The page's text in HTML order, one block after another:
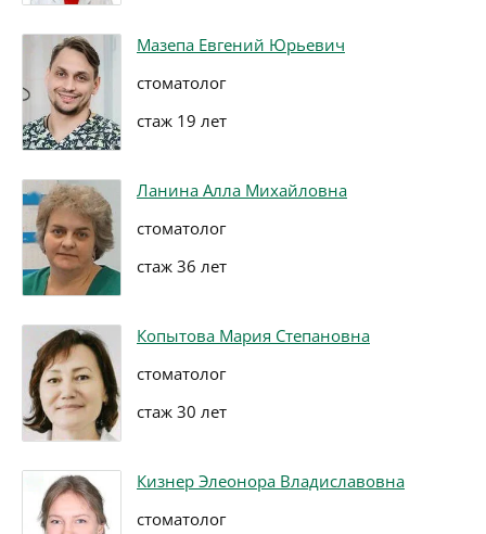
Мазепа Евгений Юрьевич
стоматолог
стаж 19 лет
Ланина Алла Михайловна
стоматолог
стаж 36 лет
Копытова Мария Степановна
стоматолог
стаж 30 лет
Кизнер Элеонора Владиславовна
стоматолог